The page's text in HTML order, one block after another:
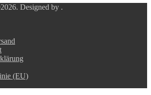
Designed by .
(EU)